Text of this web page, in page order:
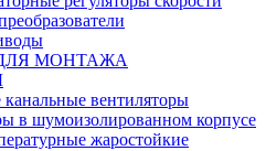
МОНТАЖА
вентиляторы
в шумоизолированном корпусе
жаростойкие